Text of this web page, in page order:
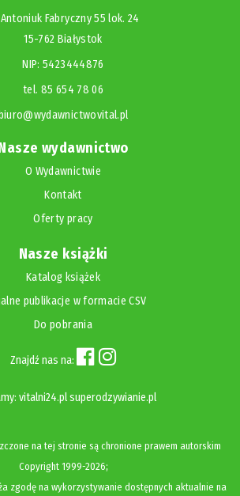
Fabryczny 55 lok. 24
15-762 Białystok
NIP: 5423444876
tel. 85 654 78 06
biuro@wydawnictwovital.pl
wydawnictwo
O Wydawnictwie
Kontakt
Oferty pracy
Nasze książki
Katalog książek
publikacje w formacie CSV
Do pobrania
Znajdź nas na:
vitalni24.pl superodzywianie.pl
na tej stronie są chronione prawem autorskim
Copyright1999-2026;
zgodę na wykorzystywanie dostępnych aktualnie na